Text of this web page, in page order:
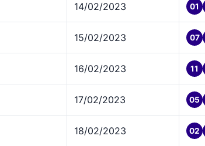
14/02/2023 01
15/02/2023 07
16/02/2023 11
17/02/2023 05
18/02/2023 02